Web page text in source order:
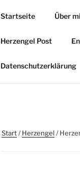
Startseite Über
Herzengel Post
Datenschutzerklärung
Start/Herzengel/